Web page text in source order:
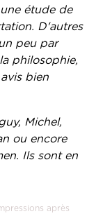
étude de
D'autres
peu par
philosophie,
bien
Michel,
ou encore
Ils sont en
après